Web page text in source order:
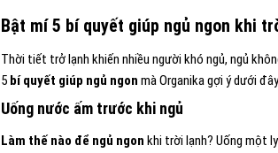
Bật mí 5 bí quyết giúp ngủ ngon khi
Thời tiết trở lạnh khiến nhiều người khó ngủ, ngủ
5 bí quyết giúp ngủ ngon mà Organika gợi ý dưới
Uống nước ấm trước khi ngủ
Làm thế nào để ngủ ngon khi trời lạnh? Uống một